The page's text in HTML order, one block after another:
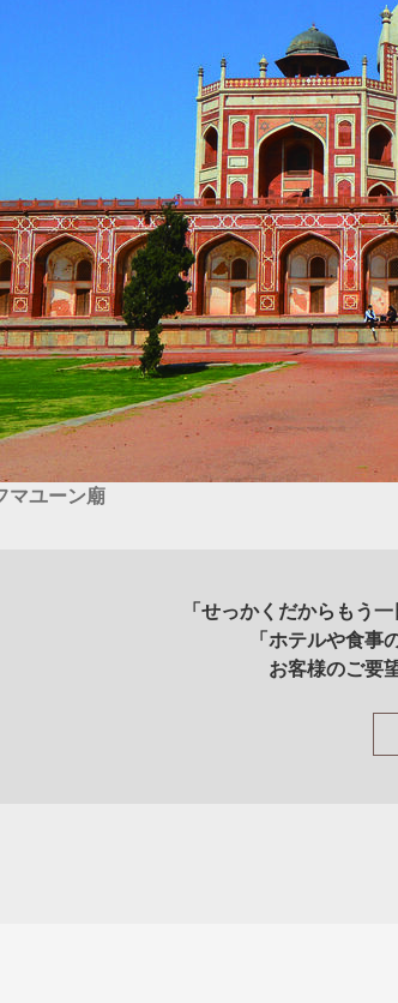
マユーン廟
「せっかくだからもう
「ホテルや食事
お客様のご要